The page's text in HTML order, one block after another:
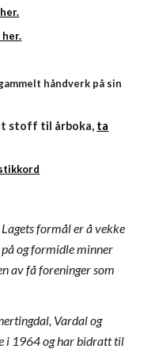
håndverk på sin
stoff til årboka, ta
formål er å vekke
og formidle minner
av få foreninger som
Vardal og
i 1964 og har bidratt til